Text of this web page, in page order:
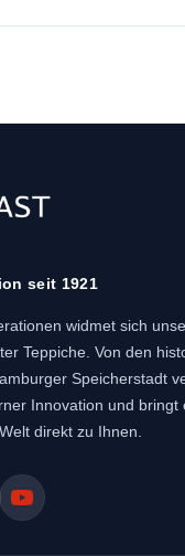
seit 1921
widmet sich
Teppiche. Von den
Speicherstadt
Innovation und bringt
direkt zu Ihnen.